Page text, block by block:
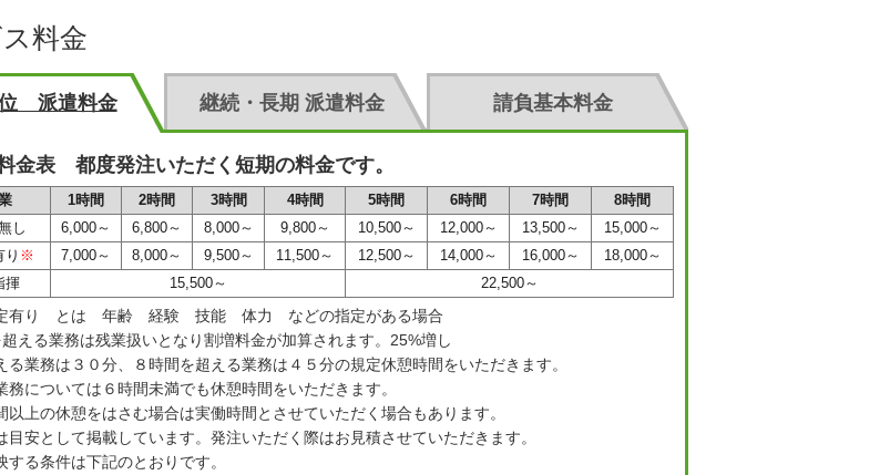
料金
派遣料金 継続・長期 派遣料金 請負基本料金
金表 都度発注いただく短期の料金です。
1時間 2時間 3時間 4時間 5時間 6時間 7時間
8時間
し
6,000～ 6,800～ 8,000～ 9,800～ 10,500～ 12,000～ 13,500～
15,000～
り ※ 7,000～ 8,000～ 9,500～ 11,500～ 12,500～ 14,000～ 16,000～
18,000～
揮
15,500～ 22,500～
有り とは 年齢 経験 技能 体力 などの指定がある場合
える業務は残業扱いとなり割増料金が加算されます。25%増し
る業務は３０分、８時間を超える業務は４５分の規定休憩時間をいただきます。
務については６時間未満でも休憩時間をいただきます。
以上の休憩をはさむ場合は実働時間とさせていただく場合もあります。
目安として掲載しています。発注いただく際はお見積させていただきます。
する条件は下記のとおりです。